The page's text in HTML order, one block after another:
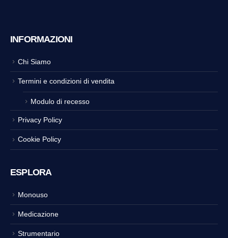
INFORMAZIONI
Chi Siamo
Termini e condizioni di vendita
Modulo di recesso
Privacy Policy
Cookie Policy
ESPLORA
Monouso
Medicazione
Strumentario